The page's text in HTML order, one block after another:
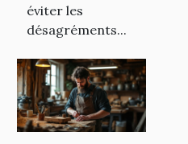
éviter les
désagréments...